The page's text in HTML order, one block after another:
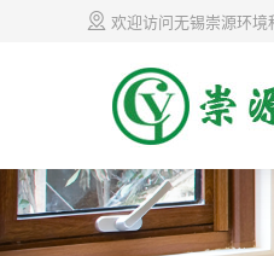
欢迎访问无锡崇源环